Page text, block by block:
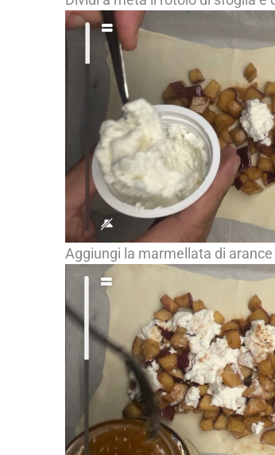
Aggiungi la marmellata di arance